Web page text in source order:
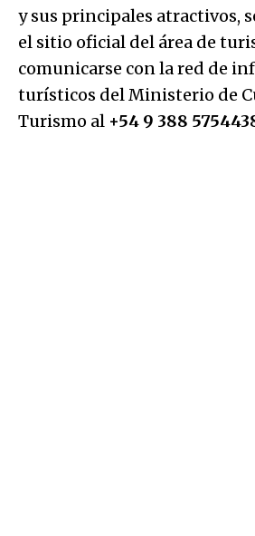
y sus principales atractivos,
el sitio oficial del área de
comunicarse con la red de
turísticos del Ministerio de
Turismo al +54 9 388